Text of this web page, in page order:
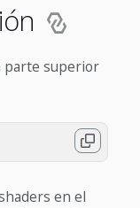
parte superior
en el